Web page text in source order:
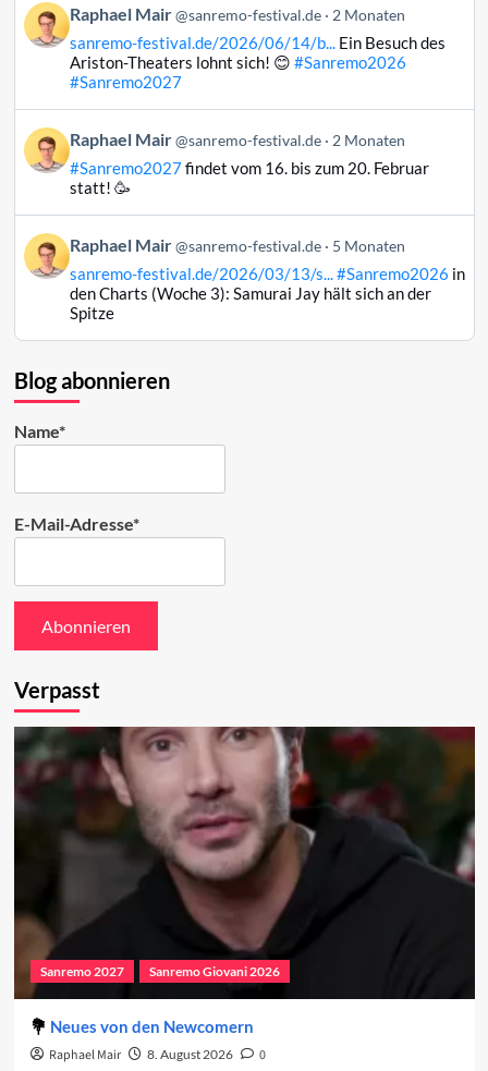
Bluesky
ansehen
Beitrag
von
Raphael
ansehen
Raphael Mair @sanremo-festival.de 2 Monaten
sanremo-festival.de/2026/06/14/b...Ein Besuch des
Ariston-Theaters lohnt sich! 😊 #Sanremo2026
#Sanremo2027
Beitrag
von
Raphael
Bluesky
ansehen
Raphael Mair @sanremo-festival.de 2 Monaten
#Sanremo2027findet vom 16. bis zum 20. Februar
statt! 🥳
Beitrag
von
Raphael
ansehen
Raphael Mair @sanremo-festival.de 5 Monaten
sanremo-festival.de/2026/03/13/s...#Sanremo2026 in
den Charts (Woche 3): Samurai Jay hält sich an der
Spitze
Blog abonnieren
Name*
E-Mail-Adresse*
Verpasst
Sanremo 2027 Sanremo Giovani 2026
Neues von den Newcomern
Raphael Mair 8. August 2026 0